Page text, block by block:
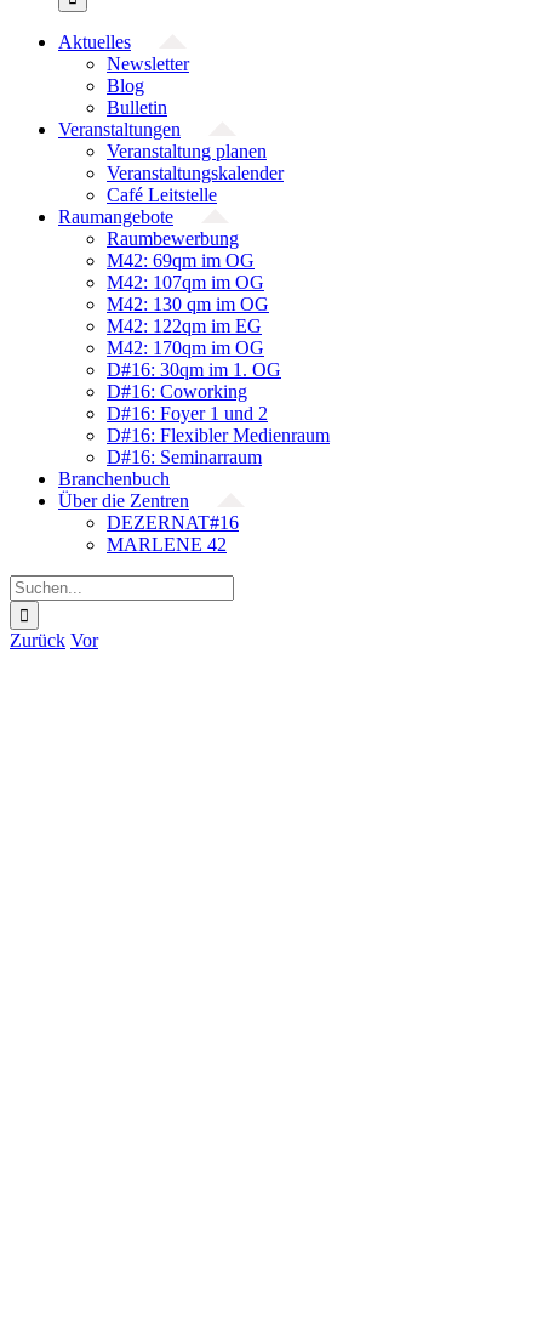
Aktuelles
Newsletter
Blog
Bulletin
Veranstaltungen
Veranstaltung planen
Veranstaltungskalender
Café Leitstelle
Raumangebote
Raumbewerbung
M42: 69qm im OG
M42: 107qm im OG
M42: 130 qm im OG
M42: 122qm im EG
M42: 170qm im OG
D#16: 30qm im 1. OG
D#16: Coworking
D#16: Foyer 1 und 2
D#16: Flexibler Medienraum
D#16: Seminarraum
Branchenbuch
Über die Zentren
DEZERNAT#16
MARLENE 42
Suche
nach:
Zurück Vor